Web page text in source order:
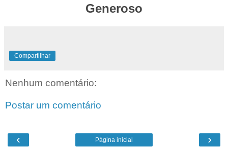
Generoso
Compartilhar
Nenhum comentário:
Postar um comentário
‹ ›
Página inicial